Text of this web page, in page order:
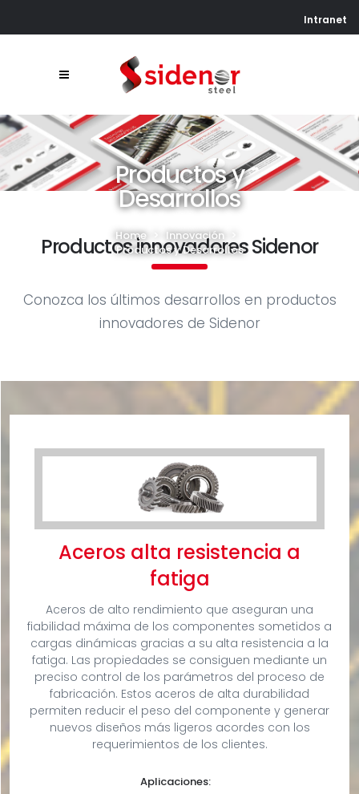
Intranet
Productos y
Desarrollos
Home Innovación
Productos y Desarrollos
Productos innovadores Sidenor
Conozca los últimos desarrollos en productos
innovadores de Sidenor
Aceros alta resistencia a
fatiga
Aceros de alto rendimiento que aseguran una
fiabilidad máxima de los componentes sometidos a
cargas dinámicas gracias a su alta resistencia a la
fatiga. Las propiedades se consiguen mediante un
preciso control de los parámetros del proceso de
fabricación. Estos aceros de alta durabilidad
permiten reducir el peso del componente y generar
nuevos diseños más ligeros acordes con los
requerimientos de los clientes.
Aplicaciones: